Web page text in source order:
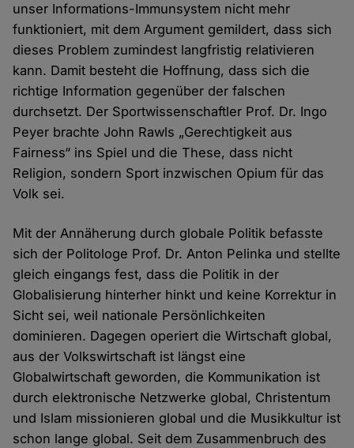
unser Informations-Immunsystem nicht mehr
funktioniert, mit dem Argument gemildert, dass sich
dieses Problem zumindest langfristig relativieren
kann. Damit besteht die Hoffnung, dass sich die
richtige Information gegenüber der falschen
durchsetzt. Der Sportwissenschaftler Prof. Dr. Ingo
Peyer brachte John Rawls „Gerechtigkeit aus
Fairness“ ins Spiel und die These, dass nicht
Religion, sondern Sport inzwischen Opium für das
Volk sei.
Mit der Annäherung durch globale Politik befasste
sich der Politologe Prof. Dr. Anton Pelinka und stellte
gleich eingangs fest, dass die Politik in der
Globalisierung hinterher hinkt und keine Korrektur in
Sicht sei, weil nationale Persönlichkeiten
dominieren. Dagegen operiert die Wirtschaft global,
aus der Volkswirtschaft ist längst eine
Globalwirtschaft geworden, die Kommunikation ist
durch elektronische Netzwerke global, Christentum
und Islam missionieren global und die Musikkultur ist
schon lange global. Seit dem Zusammenbruch des